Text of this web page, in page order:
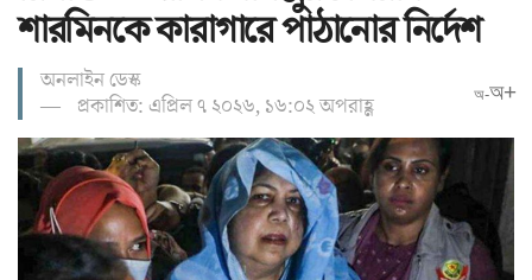
শারমিনকে কারাগারে পাঠানোর নির্দেশ
অনলাইন ডেস্ক
প্রকাশিত: এপ্রিল ৭ ২০২৬, ১৬:০২ অপরাহ্ণ
অ-অ+